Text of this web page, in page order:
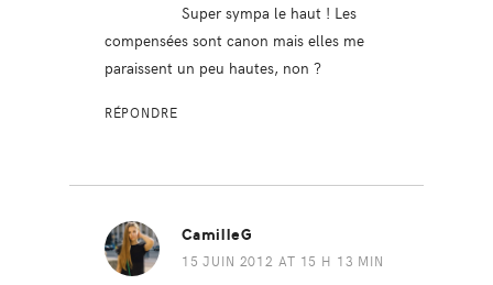
Super sympa le haut ! Les
compensées sont canon mais elles me
paraissent un peu hautes, non ?
RÉPONDRE
CamilleG
15 JUIN 2012 AT 15 H 13 MIN